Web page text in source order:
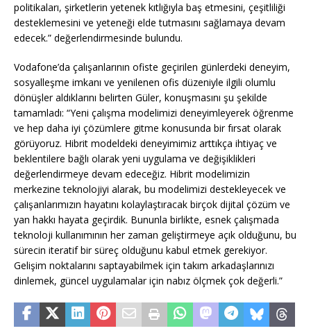
politikaları, şirketlerin yetenek kıtlığıyla baş etmesini, çeşitliliği
desteklemesini ve yeteneği elde tutmasını sağlamaya devam
edecek.” değerlendirmesinde bulundu.
Vodafone’da çalışanlarının ofiste geçirilen günlerdeki deneyim,
sosyalleşme imkanı ve yenilenen ofis düzeniyle ilgili olumlu
dönüşler aldıklarını belirten Güler, konuşmasını şu şekilde
tamamladı: “Yeni çalışma modelimizi deneyimleyerek öğrenme
ve hep daha iyi çözümlere gitme konusunda bir fırsat olarak
görüyoruz. Hibrit modeldeki deneyimimiz arttıkça ihtiyaç ve
beklentilere bağlı olarak yeni uygulama ve değişiklikleri
değerlendirmeye devam edeceğiz. Hibrit modelimizin
merkezine teknolojiyi alarak, bu modelimizi destekleyecek ve
çalışanlarımızın hayatını kolaylaştıracak birçok dijital çözüm ve
yan hakkı hayata geçirdik. Bununla birlikte, esnek çalışmada
teknoloji kullanımının her zaman geliştirmeye açık olduğunu, bu
sürecin iteratif bir süreç olduğunu kabul etmek gerekiyor.
Gelişim noktalarını saptayabilmek için takım arkadaşlarınızı
dinlemek, güncel uygulamalar için nabız ölçmek çok değerli.”